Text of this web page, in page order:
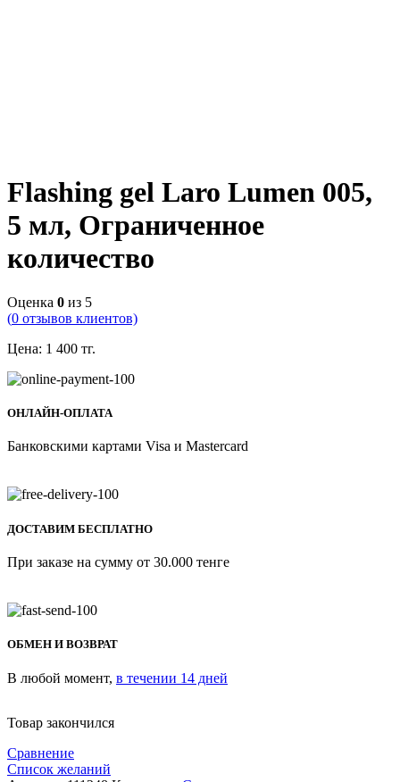
Flashing gel Laro Lumen 005,
5 мл, Ограниченное
количество
Оценка 0 из 5
(0 отзывов клиентов)
Цена: 1 400 тг.
ОНЛАЙН-ОПЛАТА
Банковскими картами Visa и Mastercard
ДОСТАВИМ БЕСПЛАТНО
При заказе на сумму от 30.000 тенге
ОБМЕН И ВОЗВРАТ
В любой момент, в течении 14 дней
Товар закончился
Сравнение
Список желаний